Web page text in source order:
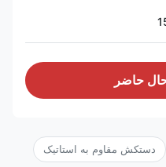
حاضر
دستکش مقاوم به استاتیک